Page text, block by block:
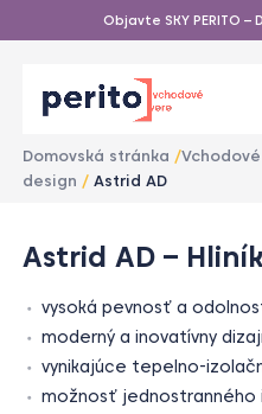
Objavte SKY PERITO
Domovská stránka /
design / Astrid AD
Astrid AD –
vysoká pevnosť a
moderný a inovatívny
vynikajúce tepelno-
možnosť jednostranného
1